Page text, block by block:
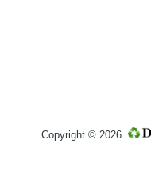
Copyright © 2026